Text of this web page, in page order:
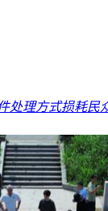
处理方式损耗民